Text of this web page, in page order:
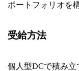
ポートフォリオを
受給方法
個人型DCで積み